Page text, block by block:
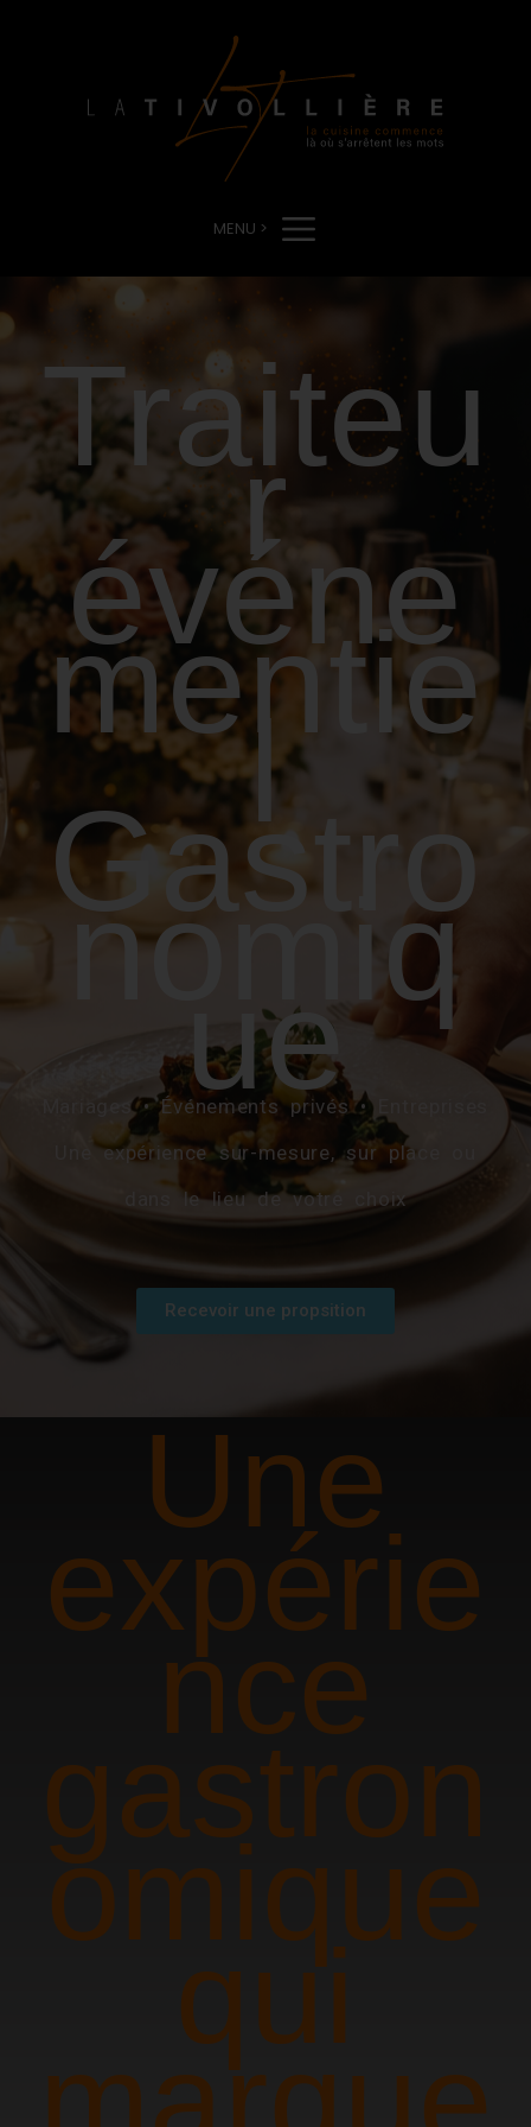
MENU >
Traiteu
r
événe
mentie
l
Gastro
nomiq
ue
Mariages • Événements privés • Entreprises
Une expérience sur-mesure, sur place ou
dans le lieu de votre choix
Recevoir une propsition
Une
expérie
nce
gastron
omique
qui